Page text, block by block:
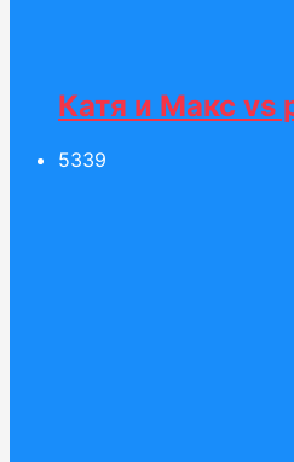
Катя и Макс vs
5339